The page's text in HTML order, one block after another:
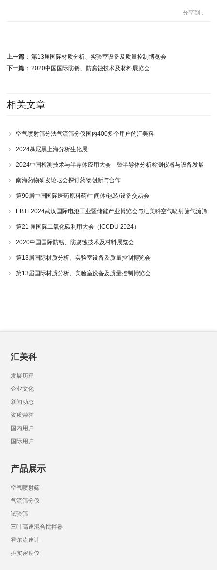
分享到：
上一篇： 第13届国际材质分析、实验室设备及质量控制博览会
下一篇： 2020中国国际防锈、防腐蚀技术及材料展览会
相关文章
空气喷射筛分法气流筛分仪国内400多个用户的汇美科
2024慕尼黑上海分析生化展
2024中国检测技术与半导体应用大会—暨半导体分析检测仪器与设备发展
论坛
南海药物研发论坛会探讨药物创新与合作
第90届中国国际医药原料药/中间体/包装/设备交易会
EBTE2024武汉国际电池工业暨储能产业博览会与汇美科空气喷射筛气流筛
分仪振实密度仪
第21 届国际二氧化碳利用大会（ICCDU 2024）
2020中国国际防锈、防腐蚀技术及材料展览会
第13届国际材质分析、实验室设备及质量控制博览会
第13届国际材质分析、实验室设备及质量控制博览会
汇美科
发展历程
企业文化
新闻动态
资质荣誉
国内用户
国际用户
产品展示
空气喷射筛
气流筛分仪
试验筛
三叶高速混合搅拌器
霍尔流速计
振实密度仪